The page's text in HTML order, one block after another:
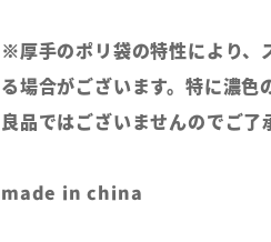
※厚手のポリ袋の特性により、
る場合がございます。特に濃
良品ではございませんのでご了
made in china